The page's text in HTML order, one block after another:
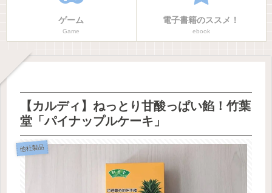
ゲーム
Game
電子書籍のススメ！
ebook
【カルディ】ねっとり甘酸っぱい餡！竹葉
堂「パイナップルケーキ」
他社製品